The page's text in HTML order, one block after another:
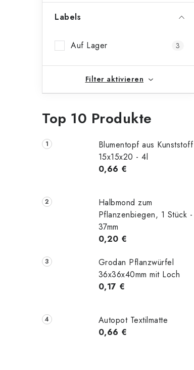
Labels
Auf Lager 3
Filter aktivieren
Top 10 Produkte
Blumentopf aus Kunststoff
15x15x20 - 4l
0,66 €
Halbmond zum
Pflanzenbiegen, 1 Stück -
37mm
0,20 €
Grodan Pflanzwürfel
36x36x40mm mit Loch
0,17 €
Autopot Textilmatte
0,66 €